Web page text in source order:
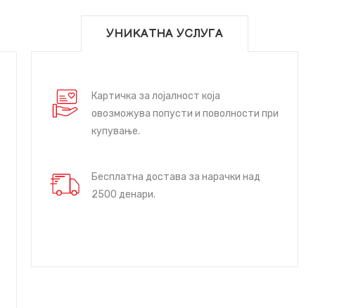
УНИКАТНА УСЛУГА
Картичка за лојалност која
овозможува попусти и поволности при
купување.
Бесплатна достава за нарачки над
2500 денари.